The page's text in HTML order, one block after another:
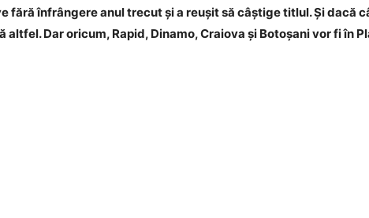
fără înfrângere anul trecut și a reușit să câștige titlul. Și dacă
Dar oricum, Rapid, Dinamo, Craiova și Botoșani vor fi în